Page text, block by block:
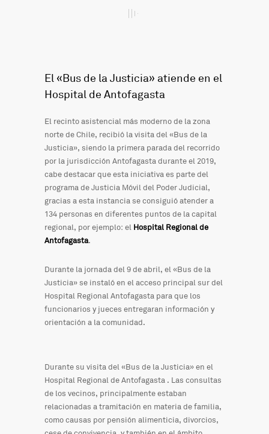
El «Bus de la Justicia» atiende en el
Hospital de Antofagasta
El recinto asistencial más moderno de la zona
norte de Chile, recibió la visita del «Bus de la
Justicia», siendo la primera parada del recorrido
por la jurisdicción Antofagasta durante el 2019,
cabe destacar que esta iniciativa es parte del
programa de Justicia Móvil del Poder Judicial,
gracias a esta instancia se consiguió atender a
134 personas en diferentes puntos de la capital
regional, por ejemplo: el Hospital Regional de
Antofagasta.
Durante la jornada del 9 de abril, el «Bus de la
Justicia» se instaló en el acceso principal sur del
Hospital Regional Antofagasta para que los
funcionarios y jueces entregaran información y
orientación a la comunidad.
Durante su visita del «Bus de la Justicia» en el
Hospital Regional de Antofagasta . Las consultas
de los vecinos, principalmente estaban
relacionadas a tramitación en materia de familia,
como causas por pensión alimenticia, divorcios,